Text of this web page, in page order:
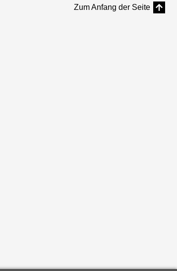
Zum Anfang der Seite